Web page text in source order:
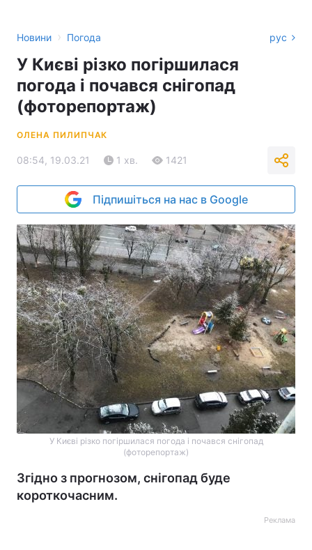
Новини › Погода рус
У Києві різко погіршилася
погода і почався снігопад
(фоторепортаж)
ОЛЕНА ПИЛИПЧАК
08:54, 19.03.21 1 хв. 1421
Підпишіться на нас в Google
У Києві різко погіршилася погода і почався снігопад
(фоторепортаж)
Згідно з прогнозом, снігопад буде
короткочасним.
Реклама